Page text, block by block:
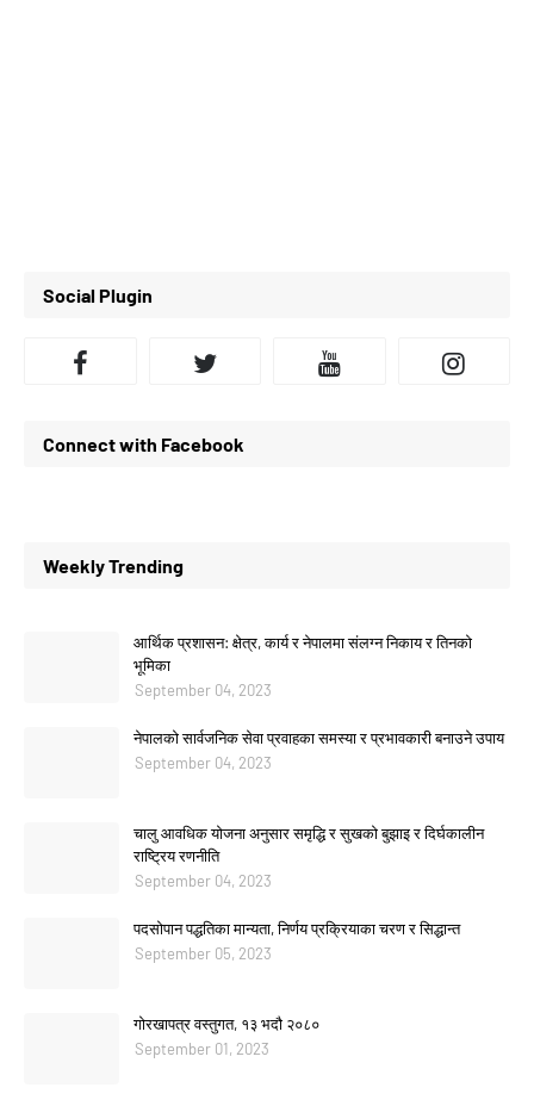
Social Plugin
Connect with Facebook
Weekly Trending
आर्थिक प्रशासन: क्षेत्र, कार्य र नेपालमा संलग्न निकाय र तिनको
भूमिका
September 04, 2023
नेपालको सार्वजनिक सेवा प्रवाहका समस्या र प्रभावकारी बनाउने उपाय
September 04, 2023
चालु आवधिक योजना अनुसार समृद्धि र सुखको बुझाइ र दिर्घकालीन
राष्ट्रिय रणनीति
September 04, 2023
पदसोपान पद्धतिका मान्यता, निर्णय प्रक्रियाका चरण र सिद्धान्त
September 05, 2023
गोरखापत्र वस्तुगत, १३ भदौ २०८०
September 01, 2023